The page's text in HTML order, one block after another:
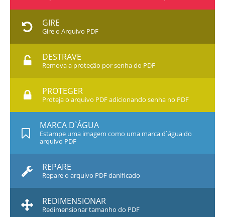
GIRE
Gire o Arquivo PDF
DESTRAVE
Remova a proteção por senha do PDF
PROTEGER
Proteja o arquivo PDF adicionando senha no PDF
MARCA D`ÁGUA
Estampe uma imagem como uma marca d`água do
arquivo PDF
REPARE
Repare o arquivo PDF danificado
REDIMENSIONAR
Redimensionar tamanho do PDF